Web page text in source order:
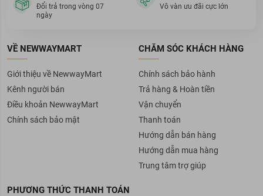
Đổi trả trong vòng 07
ngày
Vô vàn ưu đãi cực lớn
VỀ NEWWAYMART
Giới thiệu về NewwayMart
Kênh người bán
Điều khoản NewwayMart
Chính sách bảo mật
CHĂM SÓC KHÁCH HÀNG
Chính sách bảo hành
Trả hàng & Hoàn tiền
Vận chuyển
Thanh toán
Hướng dẫn bán hàng
Hướng dẫn mua hàng
Trung tâm trợ giúp
PHƯƠNG THỨC THANH TOÁN